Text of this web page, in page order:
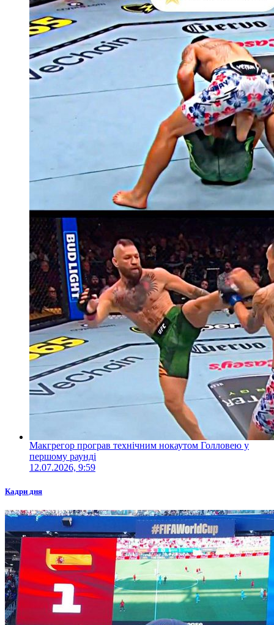
Макгрегор програв технічним нокаутом Голловею у
першому раунді
12.07.2026, 9:59
Кадри дня